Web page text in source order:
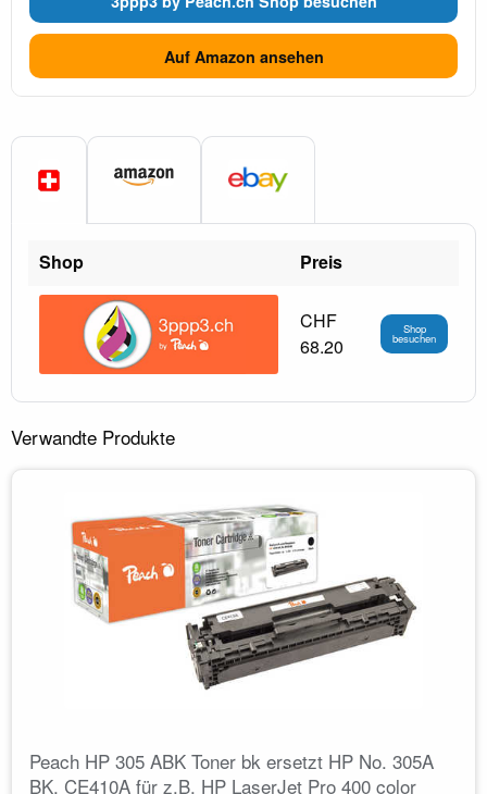
Auf Amazon ansehen
Shop Preis
CHF
68.20
Shop
besuchen
Verwandte Produkte
Peach HP 305 ABK Toner bk ersetzt HP No. 305A
BK, CE410A für z.B. HP LaserJet Pro 400 color